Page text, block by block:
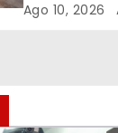
SOBRE
Ago 10, 2026